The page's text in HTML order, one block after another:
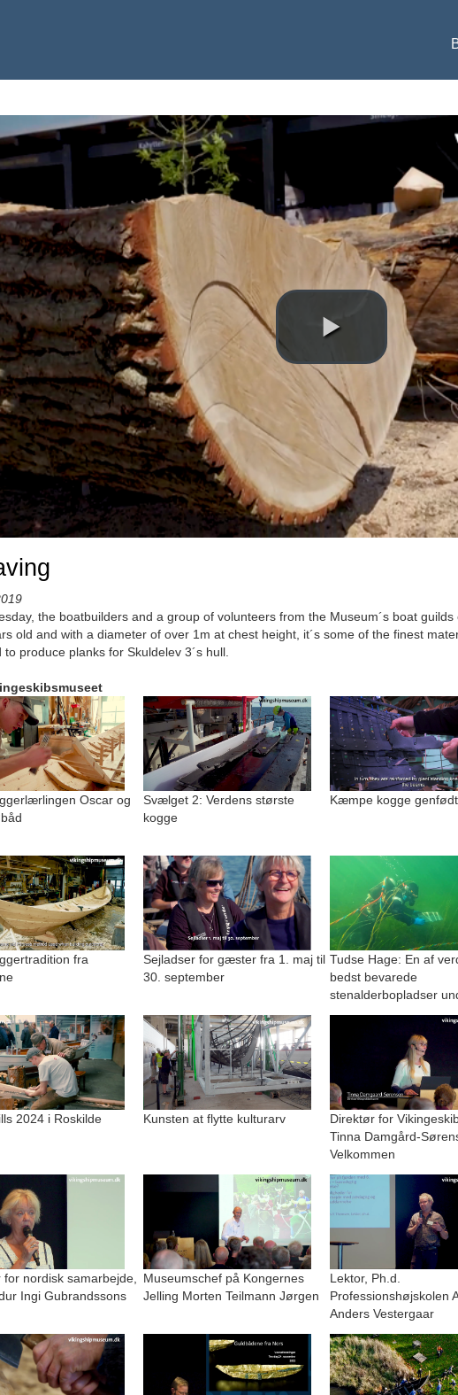
the boatbuilders and a group of volunteers from the Museum´s boat
old and with a diameter of over 1m at chest height, it´s some of the finest
to produce planks for Skuldelev 3´s hull.
Oscar og
Svælget 2: Verdens største
kogge
Kæmpe kogge
fra
Sejladser for gæster fra 1. maj til
30. september
Tudse Hage: En af
bedst bevarede
stenalderbopladser
2024 i Roskilde Kunsten at flytte kulturarv
Direktør for
Tinna Damgård-
Velkommen
for nordisk samarbejde,
Ingi Gubrandssons
Museumschef på Kongernes
Jelling Morten Teilmann Jørgen
Lektor, Ph.d.
Professionshøjskolen
Anders Vestergaar